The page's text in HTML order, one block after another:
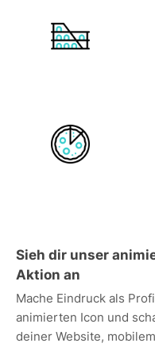
Sieh dir unser
Aktion an
Mache Eindruck als
animierten Icon und
deiner Website,